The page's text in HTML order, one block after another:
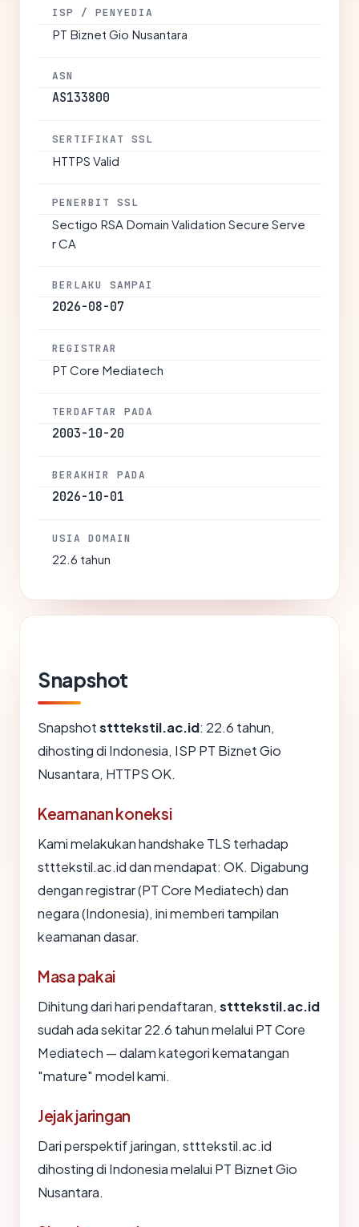
ISP / PENYEDIA
PT Biznet Gio Nusantara
ASN
AS133800
SERTIFIKAT SSL
HTTPS Valid
PENERBIT SSL
Sectigo RSA Domain Validation Secure Serve
r CA
BERLAKU SAMPAI
2026-08-07
REGISTRAR
PT Core Mediatech
TERDAFTAR PADA
2003-10-20
BERAKHIR PADA
2026-10-01
USIA DOMAIN
22.6 tahun
Snapshot
Snapshotstttekstil.ac.id: 22.6 tahun,
dihosting di Indonesia, ISP PT Biznet Gio
Nusantara, HTTPS OK.
Keamanan koneksi
Kami melakukan handshake TLS terhadap
stttekstil.ac.id dan mendapat: OK. Digabung
dengan registrar (PT Core Mediatech) dan
negara (Indonesia), ini memberi tampilan
keamanan dasar.
Masa pakai
Dihitung dari hari pendaftaran, stttekstil.ac.id
sudah ada sekitar 22.6 tahun melalui PT Core
Mediatech — dalam kategori kematangan
"mature" model kami.
Jejak jaringan
Dari perspektif jaringan, stttekstil.ac.id
dihosting di Indonesia melalui PT Biznet Gio
Nusantara.